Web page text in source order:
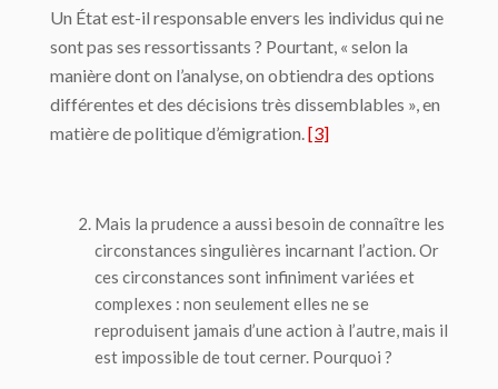
Un État est-il responsable envers les individus qui ne
sont pas ses ressortissants ? Pourtant, « selon la
manière dont on l’analyse, on obtiendra des options
différentes et des décisions très dissemblables », en
matière de politique d’émigration.[3]
Mais la prudence a aussi besoin de connaître les
circonstances singulières incarnant l’action. Or
ces circonstances sont infiniment variées et
complexes : non seulement elles ne se
reproduisent jamais d’une action à l’autre, mais il
est impossible de tout cerner. Pourquoi ?